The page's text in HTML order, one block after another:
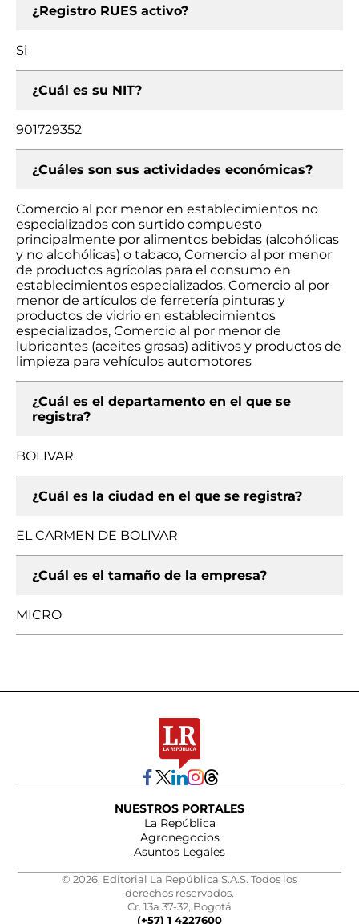
¿Registro RUES activo?
Si
¿Cuál es su NIT?
901729352
¿Cuáles son sus actividades económicas?
Comercio al por menor en establecimientos no
especializados con surtido compuesto
principalmente por alimentos bebidas (alcohólicas
y no alcohólicas) o tabaco, Comercio al por menor
de productos agrícolas para el consumo en
establecimientos especializados, Comercio al por
menor de artículos de ferretería pinturas y
productos de vidrio en establecimientos
especializados, Comercio al por menor de
lubricantes (aceites grasas) aditivos y productos de
limpieza para vehículos automotores
¿Cuál es el departamento en el que se
registra?
BOLIVAR
¿Cuál es la ciudad en el que se registra?
EL CARMEN DE BOLIVAR
¿Cuál es el tamaño de la empresa?
MICRO
NUESTROS PORTALES
La República
Agronegocios
Asuntos Legales
© 2026, Editorial La República S.A.S. Todos los
derechos reservados.
Cr. 13a 37-32, Bogotá
(+57) 1 4227600